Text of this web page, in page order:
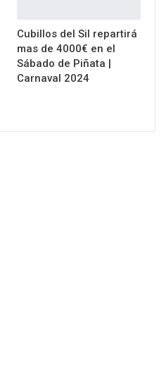
Cubillos del Sil repartirá
mas de 4000€ en el
Sábado de Piñata |
Carnaval 2024